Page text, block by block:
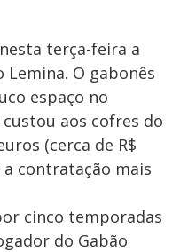
terça-feira a
O gabonês
espaço no
aos cofres do
(cerca de R$
contratação mais
cinco temporadas
do Gabão